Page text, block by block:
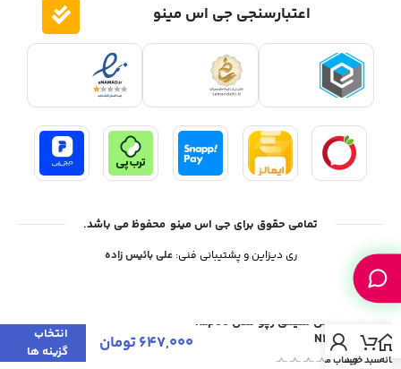
اعتبارسنجی جی اس مینو
تمامی حقوق برای جی اس مینو محفوظ می باشد.
ری دیزاین و پشتیبانی فنی:علی بائیس زاده
خانهسبد خریدحساب من
موس سیمی رپو مدل Rapoo
N200
647,000تومان
انتخاب
گزینه ها